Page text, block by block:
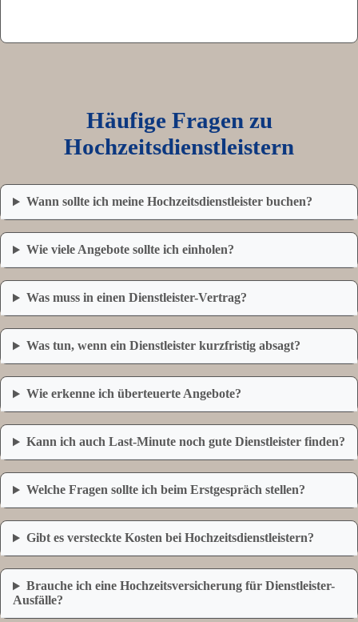
Häufige Fragen zu
Hochzeitsdienstleistern
Wann sollte ich meine Hochzeitsdienstleister buchen?
Wie viele Angebote sollte ich einholen?
Was muss in einen Dienstleister-Vertrag?
Was tun, wenn ein Dienstleister kurzfristig absagt?
Wie erkenne ich überteuerte Angebote?
Kann ich auch Last-Minute noch gute Dienstleister finden?
Welche Fragen sollte ich beim Erstgespräch stellen?
Gibt es versteckte Kosten bei Hochzeitsdienstleistern?
Brauche ich eine Hochzeitsversicherung für Dienstleister-
Ausfälle?